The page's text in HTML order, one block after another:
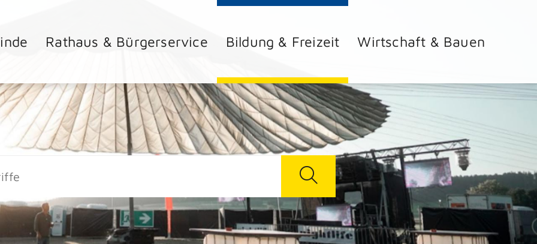
Rathaus & Bürgerservice Bildung & Freizeit Wirtschaft & Bauen